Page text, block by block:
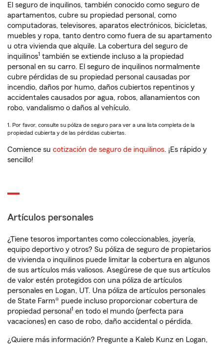
El seguro de inquilinos, también conocido como seguro de
apartamentos, cubre su propiedad personal, como
computadoras, televisores, aparatos electrónicos, bicicletas,
muebles y ropa, tanto dentro como fuera de su apartamento
u otra vivienda que alquile. La cobertura del seguro de
inquilinos1 también se extiende incluso a la propiedad
personal en su carro. El seguro de inquilinos normalmente
cubre pérdidas de su propiedad personal causadas por
incendio, daños por humo, daños cubiertos repentinos y
accidentales causados por agua, robos, allanamientos con
robo, vandalismo o daños al vehículo.
1. Por favor, consulte su póliza de seguro para ver a una lista completa de la
propiedad cubierta y de las pérdidas cubiertas.
Comience su cotización de seguro de inquilinos. ¡Es rápido y
sencillo!
Artículos personales
¿Tiene tesoros importantes como coleccionables, joyería,
equipo deportivo y otros? Su póliza de seguro de propietarios
de vivienda o inquilinos puede limitar la cobertura en algunos
de sus artículos más valiosos. Asegúrese de que sus artículos
de valor estén protegidos con una póliza de artículos
personales en Logan, UT. Una póliza de artículos personales
de State Farm® puede incluso proporcionar cobertura de
propiedad personal 1 en todo el mundo (perfecta para
vacaciones) en caso de robo, daño accidental o pérdida.
¿Quiere más información? Pregunte a Kaleb Kunz en Logan,